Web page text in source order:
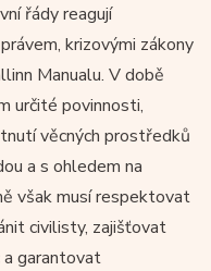
řády reagují
krizovými zákony
Manualu. V době
určité povinnosti,
věcných prostředků
a s ohledem na
však musí respektovat
civilisty, zajišťovat
garantovat